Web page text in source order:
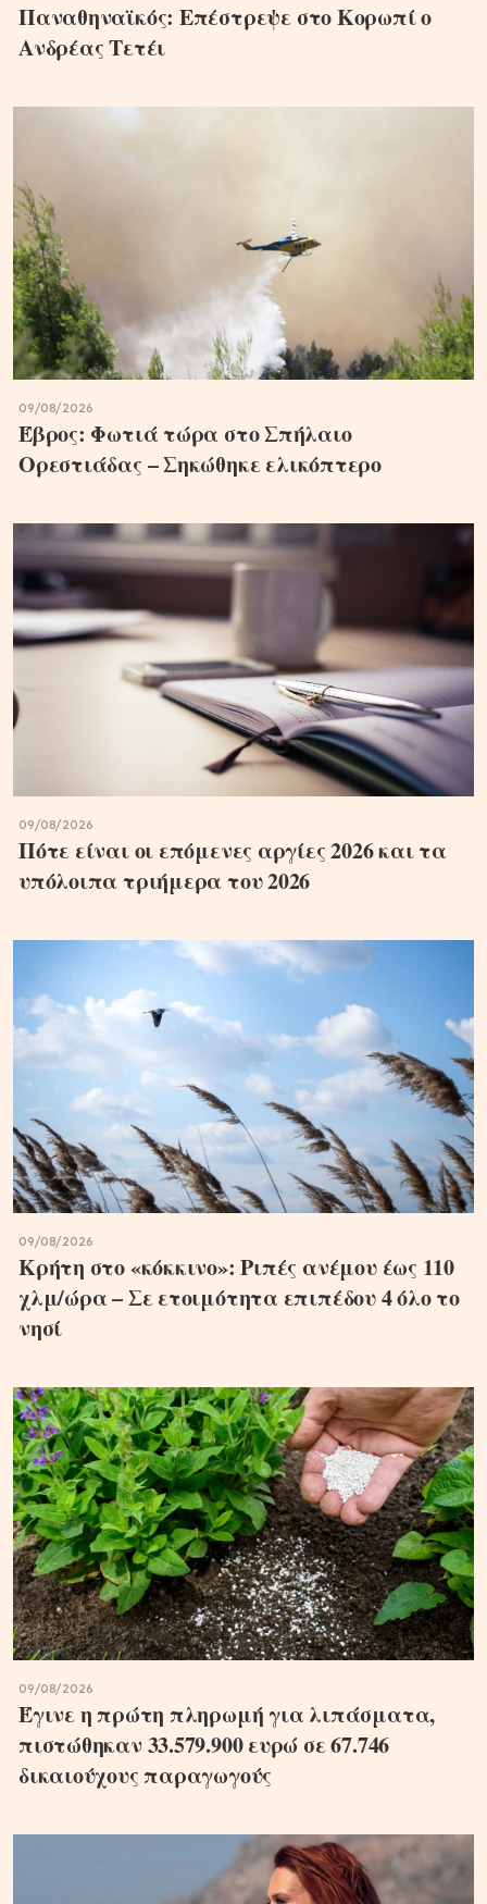
Παναθηναϊκός: Επέστρεψε στο Κορωπί ο
Ανδρέας Τετέι
09/08/2026
Έβρος: Φωτιά τώρα στο Σπήλαιο
Ορεστιάδας – Σηκώθηκε ελικόπτερο
09/08/2026
Πότε είναι οι επόμενες αργίες 2026 και τα
υπόλοιπα τριήμερα του 2026
09/08/2026
Κρήτη στο «κόκκινο»: Ριπές ανέμου έως 110
χλμ/ώρα – Σε ετοιμότητα επιπέδου 4 όλο το
νησί
09/08/2026
Έγινε η πρώτη πληρωμή για λιπάσματα,
πιστώθηκαν 33.579.900 ευρώ σε 67.746
δικαιούχους παραγωγούς